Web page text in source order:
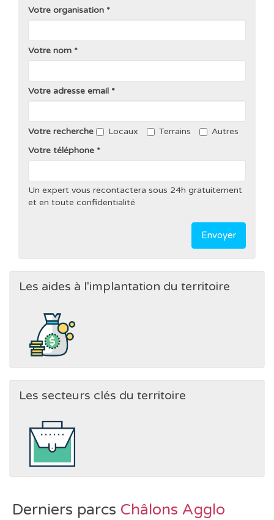
Votre organisation
Votre nom
Votre adresse email
Votre recherche Locaux Terrains
Autres
Votre téléphone
Un expert vous recontactera sous 24h gratuitement
et en toute confidentialité
Envoyer
Les aides à l'implantation du territoire
Les secteurs clés du territoire
Derniers parcs Châlons Agglo